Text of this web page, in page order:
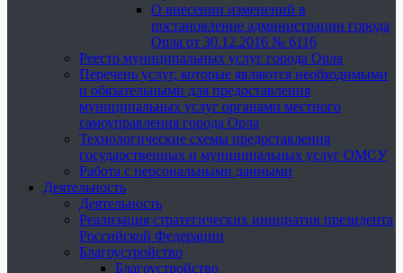
О внесении изменений в
постановление администрации города
Орла от 30.12.2016 № 6116
Реестр муниципальных услуг города Орла
Перечень услуг, которые являются необходимыми
и обязательными для предоставления
муниципальных услуг органами местного
самоуправления города Орла
Технологические схемы предоставления
государственных и муниципальных услуг ОМСУ
Работа с персональными данными
Деятельность
Деятельность
Реализация стратегических инициатив президента
Российской Федерации
Благоустройство
Благоустройство